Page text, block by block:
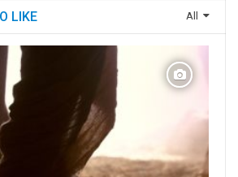
All
LIKE